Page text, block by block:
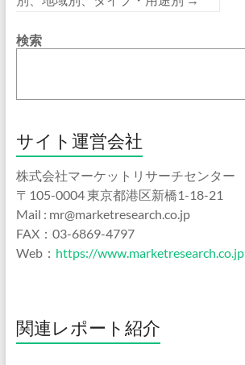
検索
サイト運営会社
株式会社マーケットリサーチセンター
〒105-0004 東京都港区新橋1-18-21
Mail : mr@marketresearch.co.jp
FAX：03-6869-4797
Web： https://www.marketresearch.co.jp
関連レポート紹介